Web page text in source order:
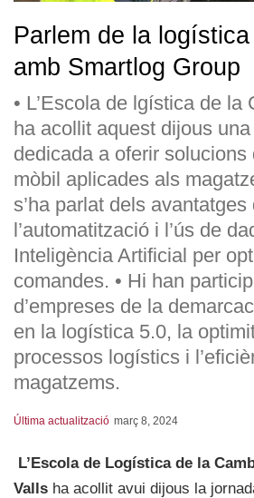
Parlem de la
amb Smartlog Group
• L’Escola de lgística de la
ha acollit aquest dijous
dedicada a oferir solucions
mòbil aplicades als
s’ha parlat dels avantatges
l’automatització i l’ús de
Inteligència Artificial per
comandes. • Hi han
d’empreses de la
en la logística 5.0, la
processos logístics i
magatzems.
Última actualització març 8, 2024
L’Escola de Logística de la
Valls ha acollit avui dijous la